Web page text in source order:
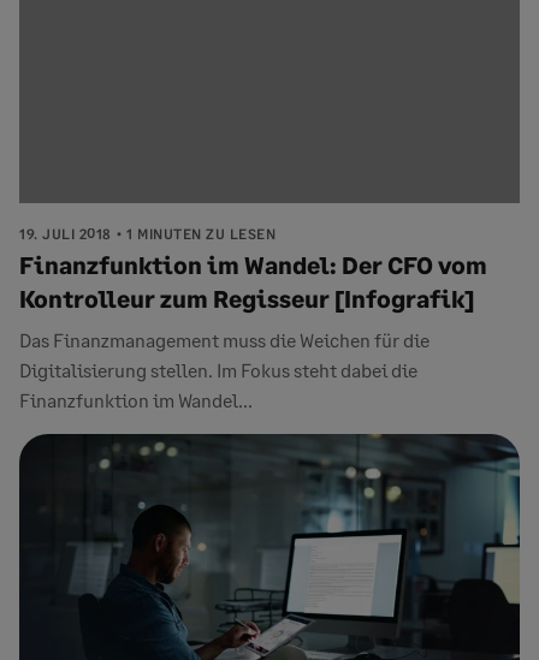
19. JULI 2018 1 MINUTEN ZU LESEN
Finanzfunktion im Wandel: Der CFO vom
Kontrolleur zum Regisseur [Infografik]
Das Finanzmanagement muss die Weichen für die
Digitalisierung stellen. Im Fokus steht dabei die
Finanzfunktion im Wandel...